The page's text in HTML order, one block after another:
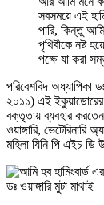
সবসময়ে এই
পারি, কিন্তু
পৃথিবীকে নষ্ট
পক্ষে যা করা
পরিবেশবিদ অধ্যাপিকা
২০১১) এই ইকুয়াডোরের
বক্তৃতায় ব্যবহার
ওয়াঙ্গারি,
মহিলা যিনি পি এইচ ডি
ডঃ ওয়াঙ্গারি মুটা মাথাই